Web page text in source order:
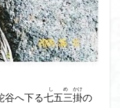
谷へ下る七五三
しめ
掛
かけ
の